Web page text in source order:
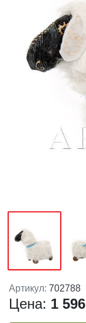
Артикул: 702788
Цена: 1 596